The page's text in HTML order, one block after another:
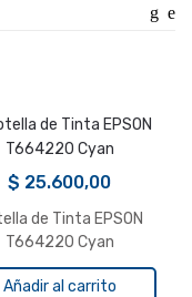
$ 25.600,00
de Tinta EPSON
T664220 Cyan
Añadir al carrito